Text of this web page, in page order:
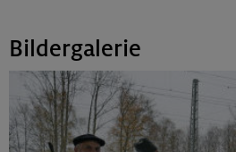
Bildergalerie